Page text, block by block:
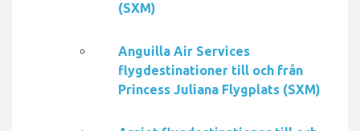
(SXM)
Anguilla Air Services
flygdestinationer till och från
Princess Juliana Flygplats (SXM)